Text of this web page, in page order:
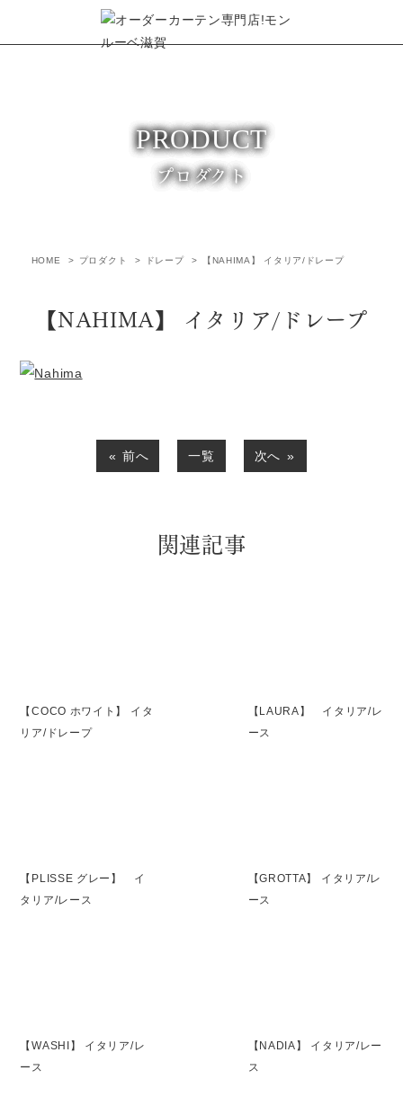
プロダクト
HOME プロダクト ドレープ 【NAHIMA】 イタリア/ドレープ
【NAHIMA】 イタリア/ドレープ
前へ 一覧 次へ
関連記事
【COCO ホワイト】 イタ
リア/ドレープ
【LAURA】 イタリア/レ
ース
【PLISSE グレー】 イ
タリア/レース
【GROTTA】 イタリア/レ
ース
【WASHI】 イタリア/レ
ース
【NADIA】 イタリア/レー
ス